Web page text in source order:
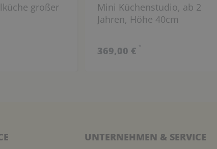
großer
Mini Küchenstudio, ab 2
Jahren, Höhe 40cm
369,00 € *
UNTERNEHMEN & SERVICE